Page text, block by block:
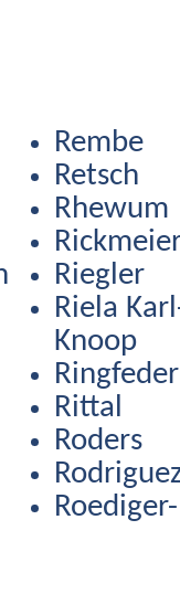
Rembe
Retsch
Rhewum
Riegler
Riela
Knoop
Ringfeder
Rittal
Roders